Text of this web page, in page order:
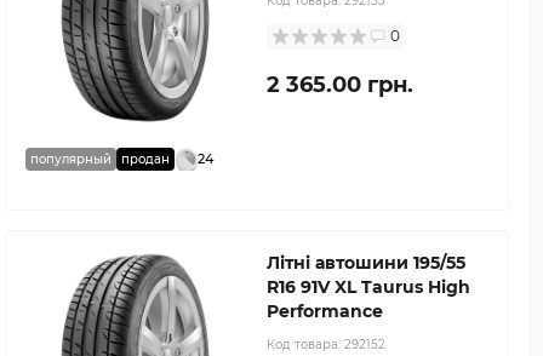
популярный продан 24
0
2 365.00 грн.
Літні автошини 195/55
R16 91V XL Taurus High
Performance
Код товара: 292152